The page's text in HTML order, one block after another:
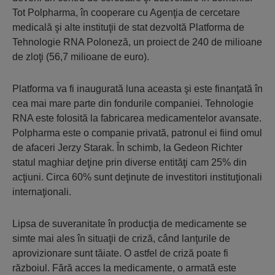
Tot Polpharma, în cooperare cu Agenţia de cercetare
medicală şi alte instituţii de stat dezvoltă Platforma de
Tehnologie RNA Poloneză, un proiect de 240 de milioane
de zloţi (56,7 milioane de euro).
Platforma va fi inaugurată luna aceasta şi este finanţată în
cea mai mare parte din fondurile companiei. Tehnologie
RNA este folosită la fabricarea medicamentelor avansate.
Polpharma este o companie privată, patronul ei fiind omul
de afaceri Jerzy Starak. În schimb, la Gedeon Richter
statul maghiar deţine prin diverse entităţi cam 25% din
acţiuni. Circa 60% sunt deţinute de investitori instituţionali
internaţionali.
Lipsa de suveranitate în producţia de medicamente se
simte mai ales în situaţii de criză, când lanţurile de
aprovizionare sunt tăiate. O astfel de criză poate fi
războiul. Fără acces la medicamente, o armată este